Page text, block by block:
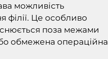
можливість
філії. Це особливо
поза межами
обмежена операційна